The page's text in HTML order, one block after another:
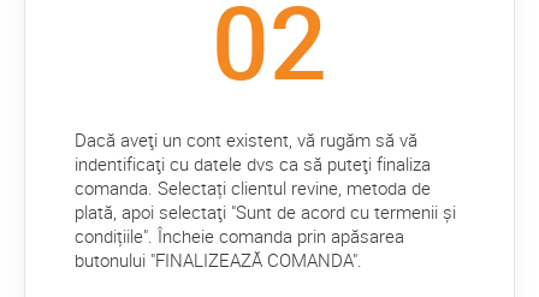
Dacă aveţi un cont existent, vă rugăm să vă
indentificaţi cu datele dvs ca să puteţi finaliza
comanda. Selectați clientul revine, metoda de
plată, apoi selectaţi "Sunt de acord cu termenii și
condițiile". Încheie comanda prin apăsarea
butonului "FINALIZEAZĂ COMANDA".